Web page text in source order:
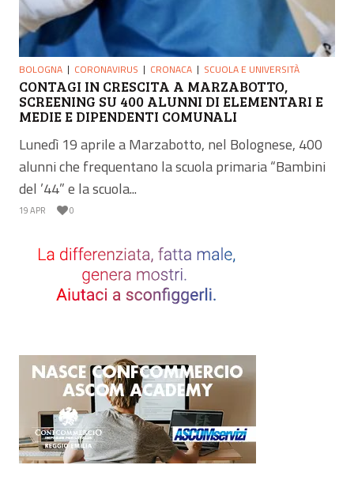
BOLOGNA CORONAVIRUS CRONACA SCUOLA E UNIVERSITÀ
CONTAGI IN CRESCITA A MARZABOTTO,
SCREENING SU 400 ALUNNI DI ELEMENTARI E
MEDIE E DIPENDENTI COMUNALI
Lunedì 19 aprile a Marzabotto, nel Bolognese, 400
alunni che frequentano la scuola primaria “Bambini
del ’44” e la scuola...
19 APR 0